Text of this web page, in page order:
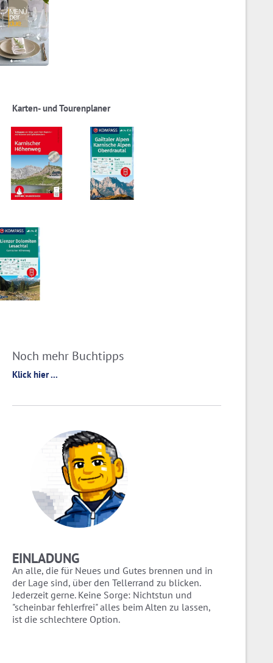
Karten- und Tourenplaner
Noch mehr Buchtipps
Klick hier ...
EINLADUNG
An alle, die für Neues und Gutes brennen und in
der Lage sind, über den Tellerrand zu blicken.
Jederzeit gerne. Keine Sorge: Nichtstun und
"scheinbar fehlerfrei" alles beim Alten zu lassen,
ist die schlechtere Option.